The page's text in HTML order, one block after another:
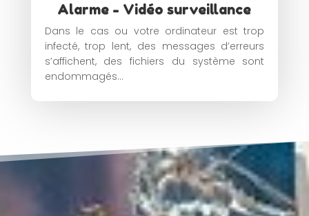
Alarme - Vidéo surveillance
Dans le cas ou votre ordinateur est trop
infecté, trop lent, des messages d’erreurs
s’affichent, des fichiers du système sont
endommagés…